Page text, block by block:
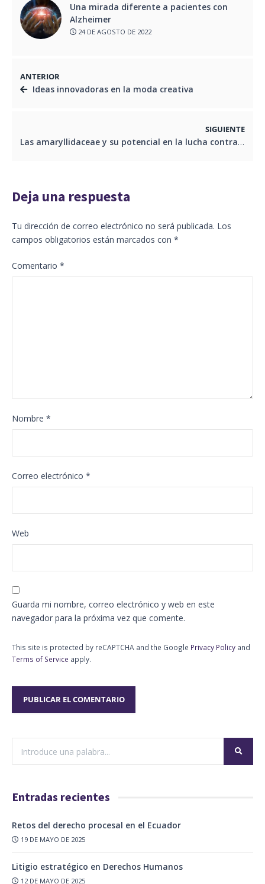
Una mirada diferente a pacientes con
Alzheimer
24 DE AGOSTO DE 2022
ANTERIOR
Ideas innovadoras en la moda creativa
SIGUIENTE
Las amaryllidaceae y su potencial en la lucha contra el Alzheimer
Deja una respuesta
Tu dirección de correo electrónico no será publicada. Los
campos obligatorios están marcados con *
Comentario *
Nombre *
Correo electrónico *
Web
Guarda mi nombre, correo electrónico y web en este
navegador para la próxima vez que comente.
This site is protected by reCAPTCHA and the Google Privacy Policy and
Terms of Service apply.
Entradas recientes
Retos del derecho procesal en el Ecuador
19 DE MAYO DE 2025
Litigio estratégico en Derechos Humanos
12 DE MAYO DE 2025